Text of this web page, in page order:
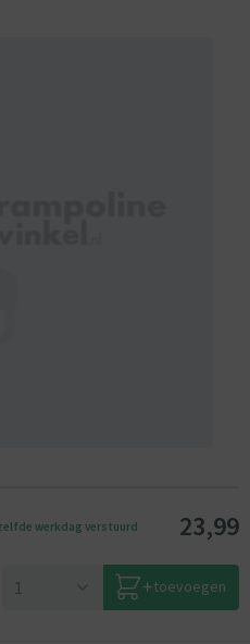
werkdag verstuurd 23,99
toevoegen